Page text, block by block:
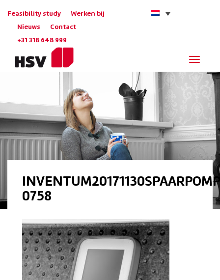
Feasibility study Werken bij
Nieuws Contact
+31 318 648 999
0758